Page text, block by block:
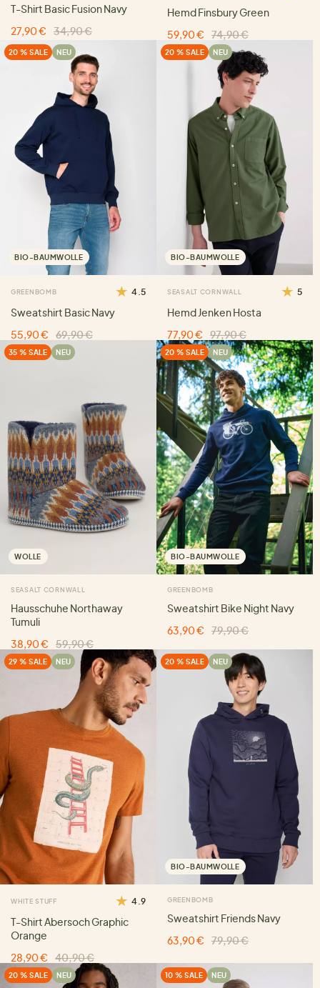
T-Shirt Basic Fusion Navy
27,90 €
34,90 €
Hemd Finsbury Green
59,90 €
74,90 €
20 % SALE NEU
BIO-BAUMWOLLE
GREENBOMB 4.5
Sweatshirt Basic Navy
55,90 €
69,90 €
20 % SALE NEU
BIO-BAUMWOLLE
SEASALT CORNWALL 5
Hemd Jenken Hosta
77,90 €
97,90 €
35 % SALE NEU
WOLLE
SEASALT CORNWALL
Hausschuhe Northaway
Tumuli
38,90 €
59,90 €
20 % SALE NEU
BIO-BAUMWOLLE
GREENBOMB
Sweatshirt Bike Night Navy
63,90 €
79,90 €
29 % SALE NEU
WHITE STUFF 4.9
T-Shirt Abersoch Graphic
Orange
28,90 €
40,90 €
20 % SALE NEU
BIO-BAUMWOLLE
GREENBOMB
Sweatshirt Friends Navy
63,90 €
79,90 €
20 % SALE NEU 10 % SALE NEU